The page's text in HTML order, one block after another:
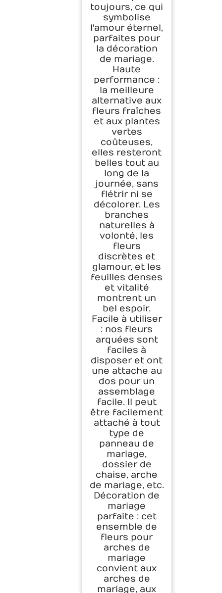
toujours, ce qui
symbolise
l'amour éternel,
parfaites pour
la décoration
de mariage.
Haute
performance :
la meilleure
alternative aux
fleurs fraîches
et aux plantes
vertes
coûteuses,
elles resteront
belles tout au
long de la
journée, sans
flétrir ni se
décolorer. Les
branches
naturelles à
volonté, les
fleurs
discrètes et
glamour, et les
feuilles denses
et vitalité
montrent un
bel espoir.
Facile à utiliser
: nos fleurs
arquées sont
faciles à
disposer et ont
une attache au
dos pour un
assemblage
facile. Il peut
être facilement
attaché à tout
type de
panneau de
mariage,
dossier de
chaise, arche
de mariage, etc.
Décoration de
mariage
parfaite : cet
ensemble de
fleurs pour
arches de
mariage
convient aux
arches de
mariage, aux